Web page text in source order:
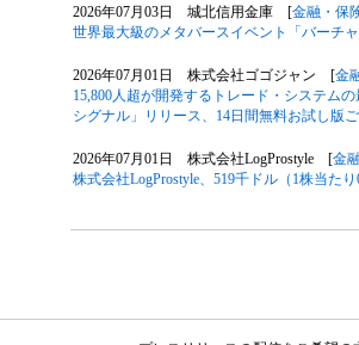
2026年07月03日 城北信用金庫 [金融・保
世界最大級のメタバースイベント「バーチ
2026年07月01日 株式会社ゴゴジャン [金
15,800人超が開発するトレード・システム
シグナル」リリース、14日間無料お試し版
2026年07月01日 株式会社LogProstyle [金
株式会社LogProstyle、519千ドル（1株当た